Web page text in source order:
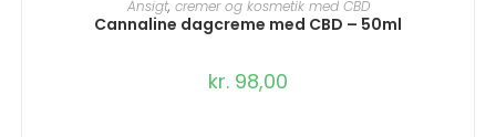
Ansigt, cremer og kosmetik med CBD
Cannaline dagcreme med CBD – 50ml
kr. 98,00